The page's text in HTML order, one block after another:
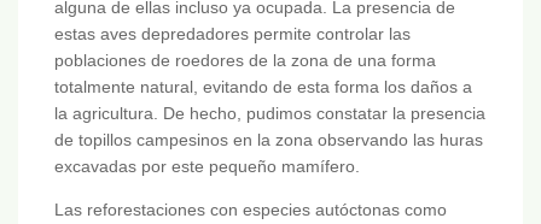
alguna de ellas incluso ya ocupada. La presencia de
estas aves depredadores permite controlar las
poblaciones de roedores de la zona de una forma
totalmente natural, evitando de esta forma los daños a
la agricultura. De hecho, pudimos constatar la presencia
de topillos campesinos en la zona observando las huras
excavadas por este pequeño mamífero.
Las reforestaciones con especies autóctonas como